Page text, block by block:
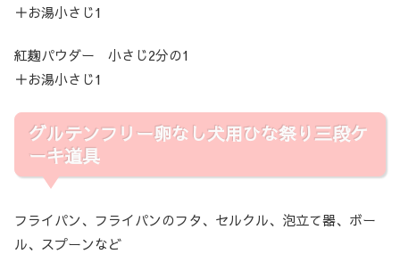
＋お湯小さじ1
紅麹パウダー 小さじ2分の1
＋お湯小さじ1
グルテンフリー卵なし犬用ひな祭り三段ケ
ーキ道具
フライパン、フライパンのフタ、セルクル、泡立て器、ボー
ル、スプーンなど